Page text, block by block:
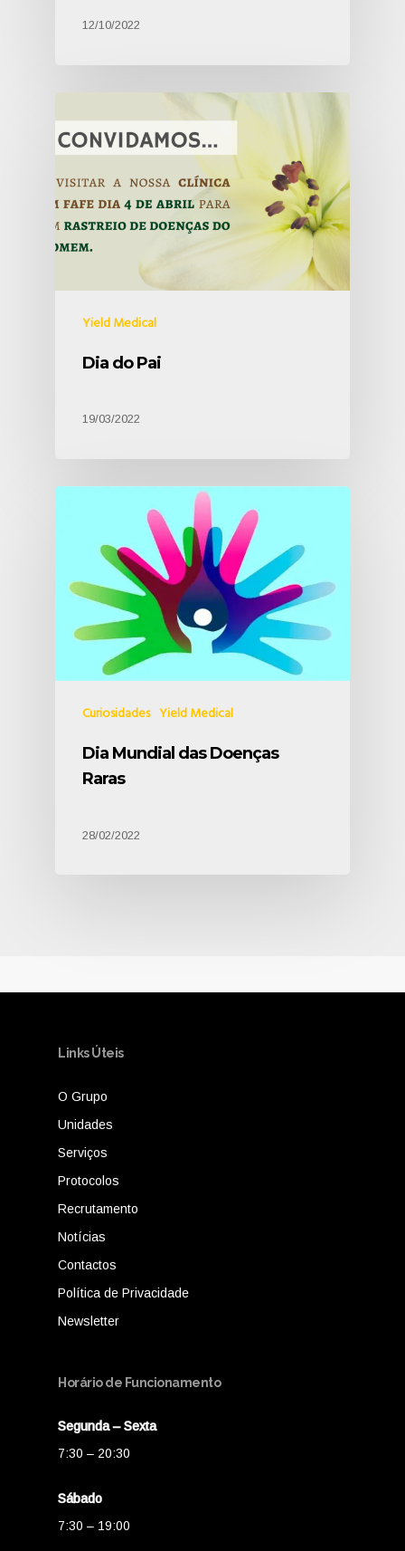
12/10/2022
Yield Medical
Dia do Pai
19/03/2022
Curiosidades Yield Medical
Dia Mundial das Doenças
Raras
28/02/2022
Links Úteis
O Grupo
Unidades
Serviços
Protocolos
Recrutamento
Notícias
Contactos
Política de Privacidade
Newsletter
Horário de Funcionamento
Segunda – Sexta
7:30 – 20:30
Sábado
7:30 – 19:00